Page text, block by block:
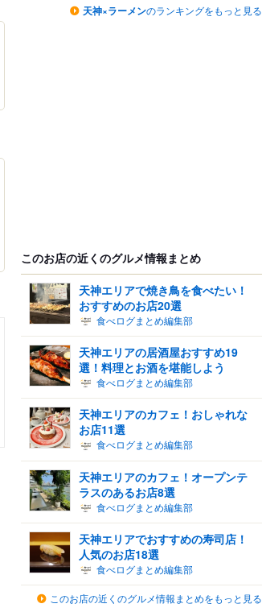
天神×ラーメンのランキングをもっと見る
このお店の近くのグルメ情報まとめ
天神エリアで焼き鳥を食べたい！
おすすめのお店20選
食べログまとめ編集部
天神エリアの居酒屋おすすめ19
選！料理とお酒を堪能しよう
食べログまとめ編集部
天神エリアのカフェ！おしゃれな
お店11選
食べログまとめ編集部
天神エリアのカフェ！オープンテ
ラスのあるお店8選
食べログまとめ編集部
天神エリアでおすすめの寿司店！
人気のお店18選
食べログまとめ編集部
このお店の近くのグルメ情報まとめをもっと見る